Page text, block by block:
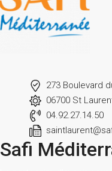
273 Boulevard
06700 St
04.92.27.14.50
Safi